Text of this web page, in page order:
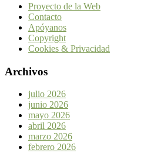
Proyecto de la Web
Contacto
Apóyanos
Copyright
Cookies & Privacidad
Archivos
julio 2026
junio 2026
mayo 2026
abril 2026
marzo 2026
febrero 2026